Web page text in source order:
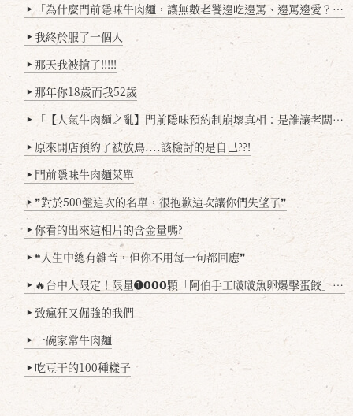
▶ 「為什麼門前隱味牛肉麵，讓無數老饕邊吃邊罵、邊罵邊愛？小辣雞揭密！」
▶ 我終於服了一個人
▶ 那天我被搶了!!!!!
▶ 那年你18歲而我52歲
▶ 「【人氣牛肉麵之亂】門前隱味預約制崩壞真相：是誰讓老闆心灰意冷？」
▶ 原來開店預約了被放鳥....該檢討的是自己??!
▶ 門前隱味牛肉麵菜單
▶ ❞對於500盤這次的名單，很抱歉這次讓你們失望了❞
▶ 你看的出來這相片的含金量嗎?
▶ ❝人生中總有雜音，但你不用每一句都回應❞
▶ 🔥台中人限定！限量➊𝟬𝟬𝟬顆「阿伯手工啵啵魚卵爆擊蛋餃」台北已被搶爆2萬顆，最後名額門前隱味只留給你！🥟💥
▶ 致瘋狂又倔強的我們
▶ 一碗家常牛肉麵
▶ 吃豆干的100種樣子